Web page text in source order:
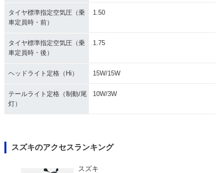
タイヤ標準指定空気圧（乗
車定員時・前）
1.50
タイヤ標準指定空気圧（乗
車定員時・後）
1.75
ヘッドライト定格（Hi） 15W/15W
テールライト定格（制動/尾
灯）
10W/3W
スズキのアクセスランキング
スズキ